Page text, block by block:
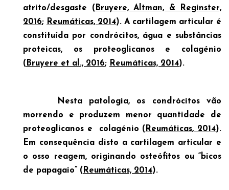
atrito/desgaste ( Bruyere, Altman, & Reginster,
2016; Reumáticas, 2014). A cartilagem articular é
constituída por condrócitos, água e substâncias
proteicas, os proteoglicanos e colagénio
( Bruyere et al., 2016; Reumáticas, 2014).
Nesta patologia, os condrócitos vão
morrendo e produzem menor quantidade de
proteoglicanos e colagénio ( Reumáticas, 2014).
Em consequência disto a cartilagem articular e
o osso reagem, originando osteófitos ou “bicos
de papagaio” ( Reumáticas, 2014).